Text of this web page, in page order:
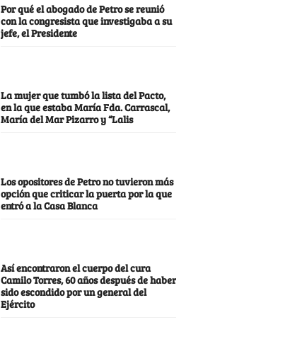
Por qué el abogado de Petro se reunió
con la congresista que investigaba a su
jefe, el Presidente
La mujer que tumbó la lista del Pacto,
en la que estaba María Fda. Carrascal,
María del Mar Pizarro y “Lalis
Los opositores de Petro no tuvieron más
opción que criticar la puerta por la que
entró a la Casa Blanca
Así encontraron el cuerpo del cura
Camilo Torres, 60 años después de haber
sido escondido por un general del
Ejército